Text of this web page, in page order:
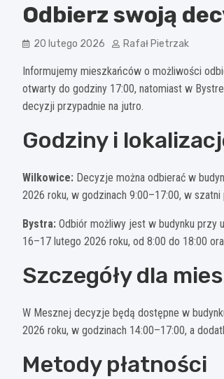
Odbierz swoją
20 lutego 2026 Rafał Pietrzak
Informujemy mieszkańców o możliwości
otwarty do godziny 17:00, natomiast w
decyzji przypadnie na jutro.
Godziny i
Wilkowice: Decyzje można odbierać w
2026 roku, w godzinach 9:00–17:00, w szatni
Bystra: Odbiór możliwy jest w budynku przy
16–17 lutego 2026 roku, od 8:00 do 18:00
Szczegóły dla
W Mesznej decyzje będą dostępne w
2026 roku, w godzinach 14:00–17:00, a
Metody płatności